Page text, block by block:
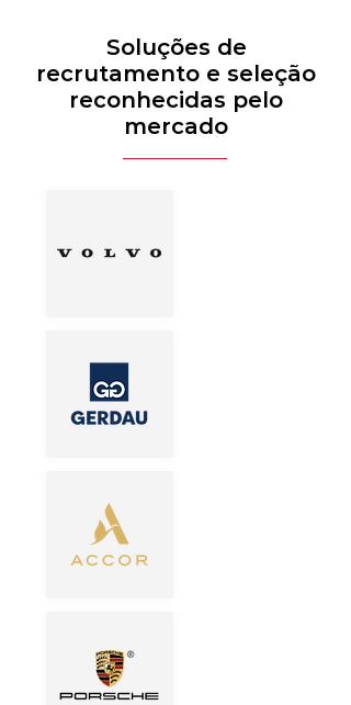
Soluções de
recrutamento e seleção
reconhecidas pelo
mercado